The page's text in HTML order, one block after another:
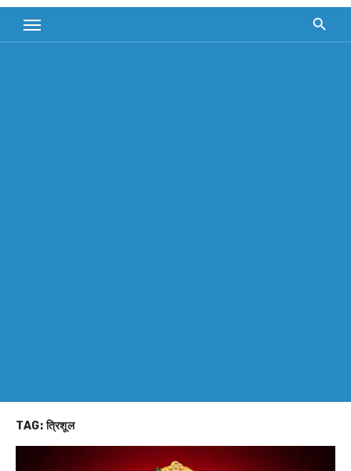
TAG:त्रिशूल